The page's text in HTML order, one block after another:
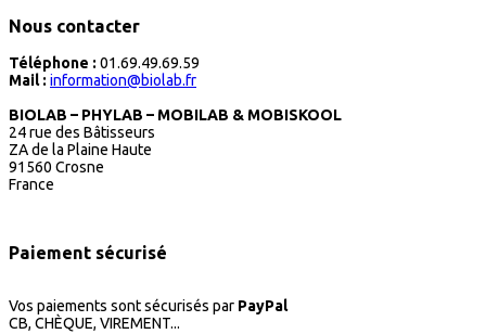
Nous contacter
Téléphone : 01.69.49.69.59
Mail : information@biolab.fr
BIOLAB – PHYLAB – MOBILAB & MOBISKOOL
24 rue des Bâtisseurs
ZA de la Plaine Haute
91560 Crosne
France
Paiement sécurisé
Vos paiements sont sécurisés par PayPal
CB, CHÈQUE, VIREMENT...